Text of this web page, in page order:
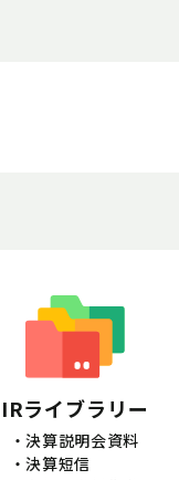
IRライブラリー
決算説明会資料
決算短信